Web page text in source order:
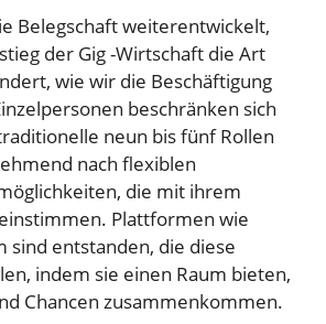
Belegschaft weiterentwickelt,
der Gig -Wirtschaft die Art
wie wir die Beschäftigung
beschränken sich
neun bis fünf Rollen
nach flexiblen
die mit ihrem
Plattformen wie
sind entstanden, die diese
indem sie einen Raum bieten,
Chancen zusammenkommen.